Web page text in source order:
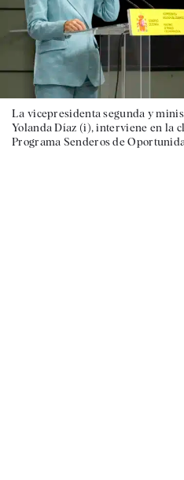
La vicepresidenta segunda y
Yolanda Díaz (i), interviene en la
Programa Senderos de